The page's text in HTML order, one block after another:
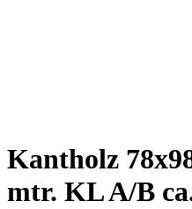
Kantholz
mtr. KL A/B